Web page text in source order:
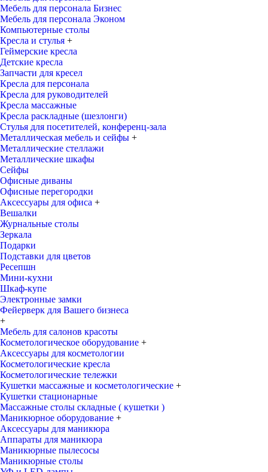
Мебель для персонала Бизнес
Мебель для персонала Эконом
Компьютерные столы
Кресла и стулья +
Геймерские кресла
Детские кресла
Запчасти для кресел
Кресла для персонала
Кресла для руководителей
Кресла массажные
Кресла раскладные (шезлонги)
Стулья для посетителей, конференц-зала
Металлическая мебель и сейфы +
Металлические стеллажи
Металлические шкафы
Сейфы
Офисные диваны
Офисные перегородки
Аксессуары для офиса +
Вешалки
Журнальные столы
Зеркала
Подарки
Подставки для цветов
Ресепшн
Мини-кухни
Шкаф-купе
Электронные замки
Фейерверк для Вашего бизнеса
+
Мебель для салонов красоты
Косметологическое оборудование +
Аксессуары для косметологии
Косметологические кресла
Косметологические тележки
Кушетки массажные и косметологические +
Кушетки стационарные
Массажные столы складные ( кушетки )
Маникюрное оборудование +
Аксессуары для маникюра
Аппараты для маникюра
Маникюрные пылесосы
Маникюрные столы